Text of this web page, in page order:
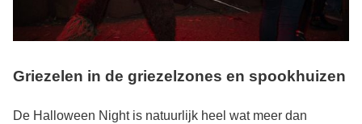
Griezelen in de griezelzones en spookhuizen
De Halloween Night is natuurlijk heel wat meer dan